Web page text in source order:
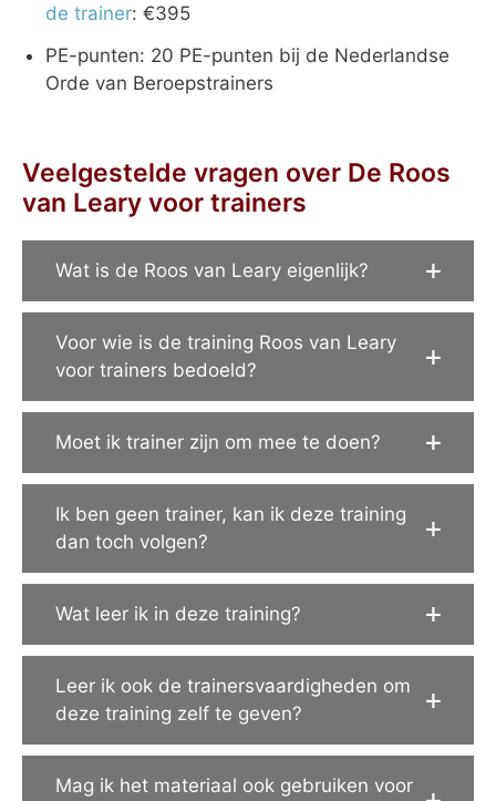
de trainer: €395
PE-punten: 20 PE-punten bij de Nederlandse
Orde van Beroepstrainers
Veelgestelde vragen over De Roos
van Leary voor trainers
Wat is de Roos van Leary eigenlijk?
Voor wie is de training Roos van Leary
voor trainers bedoeld?
Moet ik trainer zijn om mee te doen?
Ik ben geen trainer, kan ik deze training
dan toch volgen?
Wat leer ik in deze training?
Leer ik ook de trainersvaardigheden om
deze training zelf te geven?
Mag ik het materiaal ook gebruiken voor